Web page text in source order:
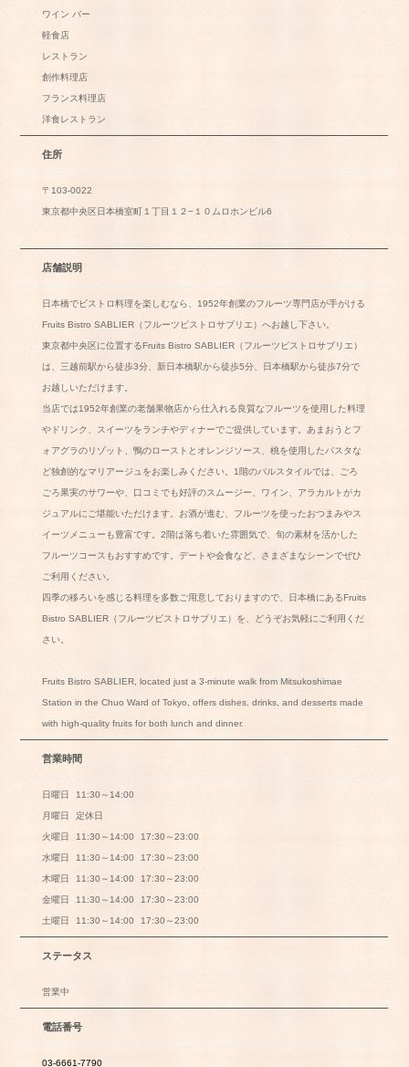
ワイン バー
軽食店
レストラン
創作料理店
フランス料理店
洋食レストラン
住所
〒103-0022
東京都中央区日本橋室町１丁目１２−１０ムロホンビル6
店舗説明
日本橋でビストロ料理を楽しむなら、1952年創業のフルーツ専門店が手がける
Fruits Bistro SABLIER（フルーツビストロサブリエ）へお越し下さい。
東京都中央区に位置するFruits Bistro SABLIER（フルーツビストロサブリエ）
は、三越前駅から徒歩3分、新日本橋駅から徒歩5分、日本橋駅から徒歩7分で
お越しいただけます。
当店では1952年創業の老舗果物店から仕入れる良質なフルーツを使用した料理
やドリンク、スイーツをランチやディナーでご提供しています。あまおうとフ
ォアグラのリゾット、鴨のローストとオレンジソース、桃を使用したパスタな
ど独創的なマリアージュをお楽しみください。1階のバルスタイルでは、ごろ
ごろ果実のサワーや、口コミでも好評のスムージー、ワイン、アラカルトがカ
ジュアルにご堪能いただけます。お酒が進む、フルーツを使ったおつまみやス
イーツメニューも豊富です。2階は落ち着いた雰囲気で、旬の素材を活かした
フルーツコースもおすすめです。デートや会食など、さまざまなシーンでぜひ
ご利用ください。
四季の移ろいを感じる料理を多数ご用意しておりますので、日本橋にあるFruits
Bistro SABLIER（フルーツビストロサブリエ）を、どうぞお気軽にご利用くだ
さい。
Fruits Bistro SABLIER, located just a 3-minute walk from Mitsukoshimae
Station in the Chuo Ward of Tokyo, offers dishes, drinks, and desserts made
with high-quality fruits for both lunch and dinner.
営業時間
日曜日 11:30～14:00
月曜日 定休日
火曜日 11:30～14:00 17:30～23:00
水曜日 11:30～14:00 17:30～23:00
木曜日 11:30～14:00 17:30～23:00
金曜日 11:30～14:00 17:30～23:00
土曜日 11:30～14:00 17:30～23:00
ステータス
営業中
電話番号
03-6661-7790